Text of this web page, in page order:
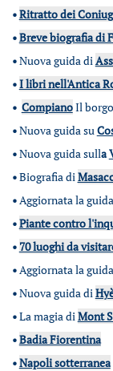
•Ritratto dei
•Breve biografia di
•Nuova guida di
•I libri nell'Antica
• CompianoIl
•Nuova guida su
•Nuova guida sulla
•Biografia di
•Aggiornata la
•Piante contro
• 70 luoghi da
•Aggiornata la
•Nuova guida di
•La magia diMont
•Badia Fiorentina
•Napoli sotterranea